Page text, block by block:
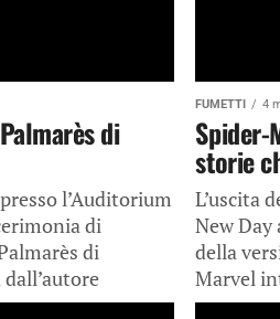
di
l’Auditorium
di
di
FUMETTI 4
Spider-
storie
L’uscita
New
della
Marvel